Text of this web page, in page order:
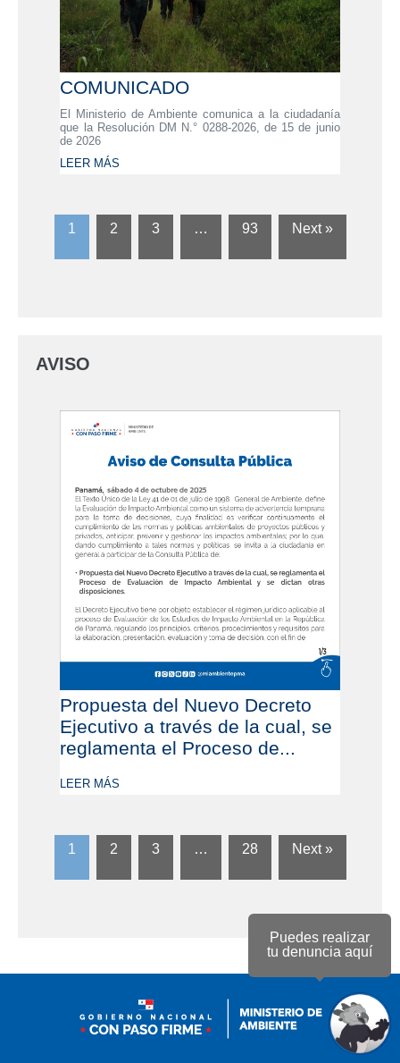
Puedes realizar
tu denuncia aquí
COMUNICADO
El Ministerio de Ambiente comunica a la ciudadanía
que la Resolución DM N.° 0288-2026, de 15 de junio
de 2026
LEER MÁS
1 2 3 … 93 Next »
AVISO
Propuesta del Nuevo Decreto
Ejecutivo a través de la cual, se
reglamenta el Proceso de...
LEER MÁS
1 2 3 … 28 Next »